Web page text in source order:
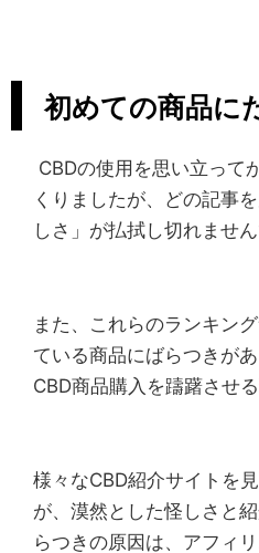
初めての商品に
CBDの使用を思い立って
くりましたが、どの記事
しさ」が払拭し切れません
また、これらのランキン
ている商品にばらつきが
CBD商品購入を躊躇させる
様々なCBD紹介サイトを
が、漠然とした怪しさと
らつきの原因は、アフィ